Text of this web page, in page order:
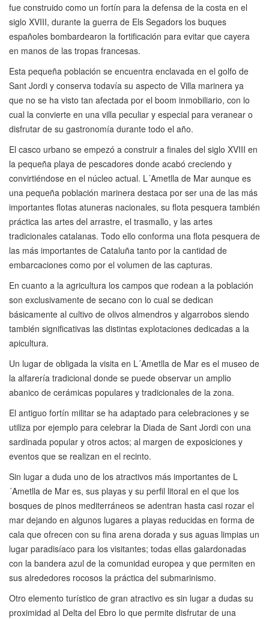
fue construido como un fortín para la defensa de la costa en el
siglo XVIII, durante la guerra de Els Segadors los buques
españoles bombardearon la fortificación para evitar que cayera
en manos de las tropas francesas.
Esta pequeña población se encuentra enclavada en el golfo de
Sant Jordi y conserva todavía su aspecto de Villa marinera ya
que no se ha visto tan afectada por el boom inmobiliario, con lo
cual la convierte en una villa peculiar y especial para veranear o
disfrutar de su gastronomía durante todo el año.
El casco urbano se empezó a construir a finales del siglo XVIII en
la pequeña playa de pescadores donde acabó creciendo y
convirtiéndose en el núcleo actual. L´Ametlla de Mar aunque es
una pequeña población marinera destaca por ser una de las más
importantes flotas atuneras nacionales, su flota pesquera también
práctica las artes del arrastre, el trasmallo, y las artes
tradicionales catalanas. Todo ello conforma una flota pesquera de
las más importantes de Cataluña tanto por la cantidad de
embarcaciones como por el volumen de las capturas.
En cuanto a la agricultura los campos que rodean a la población
son exclusivamente de secano con lo cual se dedican
básicamente al cultivo de olivos almendros y algarrobos siendo
también significativas las distintas explotaciones dedicadas a la
apicultura.
Un lugar de obligada la visita en L´Ametlla de Mar es el museo de
la alfarería tradicional donde se puede observar un amplio
abanico de cerámicas populares y tradicionales de la zona.
El antiguo fortín militar se ha adaptado para celebraciones y se
utiliza por ejemplo para celebrar la Diada de Sant Jordi con una
sardinada popular y otros actos; al margen de exposiciones y
eventos que se realizan en el recinto.
Sin lugar a duda uno de los atractivos más importantes de L
´Ametlla de Mar es, sus playas y su perfil litoral en el que los
bosques de pinos mediterráneos se adentran hasta casi rozar el
mar dejando en algunos lugares a playas reducidas en forma de
cala que ofrecen con su fina arena dorada y sus aguas limpias un
lugar paradisíaco para los visitantes; todas ellas galardonadas
con la bandera azul de la comunidad europea y que permiten en
sus alrededores rocosos la práctica del submarinismo.
Otro elemento turístico de gran atractivo es sin lugar a dudas su
proximidad al Delta del Ebro lo que permite disfrutar de una